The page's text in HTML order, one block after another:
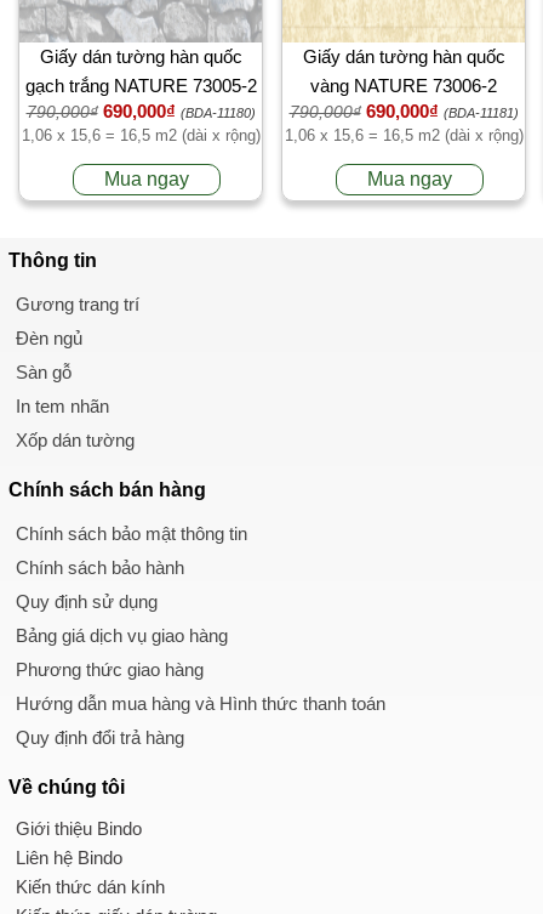
Giấy dán tường hàn quốc
gạch trắng NATURE 73005-2
790,000₫ 690,000₫ (BDA-11180)
1,06 x 15,6 = 16,5 m2 (dài x rộng)
Mua ngay
Giấy dán tường hàn quốc
vàng NATURE 73006-2
790,000₫ 690,000₫ (BDA-11181)
1,06 x 15,6 = 16,5 m2 (dài x rộng)
Mua ngay
Thông tin
Gương trang trí
Đèn ngủ
Sàn gỗ
In tem nhãn
Xốp dán tường
Chính sách bán hàng
Chính sách bảo mật thông tin
Chính sách bảo hành
Quy định sử dụng
Bảng giá dịch vụ giao hàng
Phương thức giao hàng
Hướng dẫn mua hàng và Hình thức thanh toán
Quy định đổi trả hàng
Về chúng tôi
Giới thiệu Bindo
Liên hệ Bindo
Kiến thức dán kính